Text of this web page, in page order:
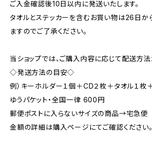
ご入金確認後10日以内に発送いたします。
タオルとステッカーを含むお買い物は26日か
ますのでご了承ください。
当ショップでは、ご購入内容に応じて配送方法
◇発送方法の目安◇
例）キーホルダー１個＋CD２枚＋タオル１枚
ゆうパケット・全国一律 600円
郵便ポストに入らないサイズの商品→宅急
金額の詳細は購入ページにてご確認ください。